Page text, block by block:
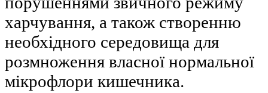
харчування, а також створенню
необхідного середовища для
розмноження власної нормальної
мікрофлори кишечника.